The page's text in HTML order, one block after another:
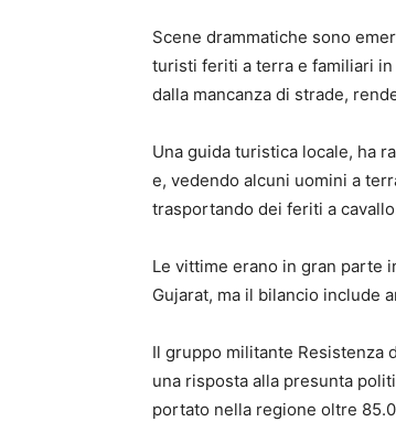
Scene drammatiche sono
turisti feriti a terra e familiari
dalla mancanza di strade,
Una guida turistica locale, ha
e, vedendo alcuni uomini a
trasportando dei feriti a
Le vittime erano in gran parte
Gujarat, ma il bilancio include
Il gruppo militante Resistenza
una risposta alla presunta
portato nella regione oltre